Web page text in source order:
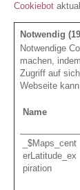
Cookiebot
Notwendig
Notwendige
machen,
Zugriff auf
Webseite
Name
_$Maps_cent
erLatitude_ex
piration